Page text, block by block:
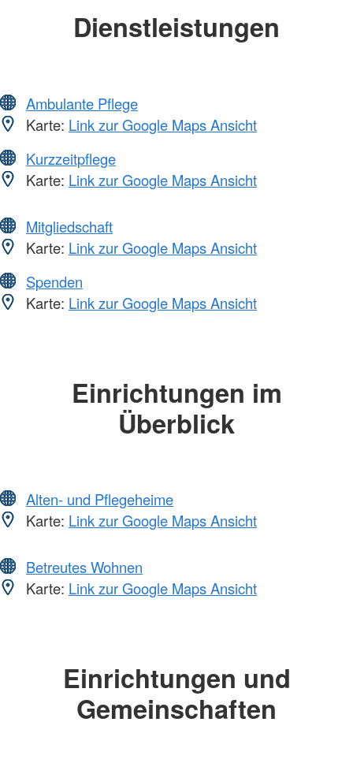
Dienstleistungen
Ambulante Pflege
Karte: Link zur Google Maps Ansicht
Kurzzeitpflege
Karte: Link zur Google Maps Ansicht
Mitgliedschaft
Karte: Link zur Google Maps Ansicht
Spenden
Karte: Link zur Google Maps Ansicht
Einrichtungen im
Überblick
Alten- und Pflegeheime
Karte: Link zur Google Maps Ansicht
Betreutes Wohnen
Karte: Link zur Google Maps Ansicht
Einrichtungen und
Gemeinschaften